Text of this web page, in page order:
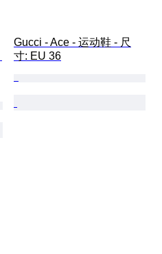
Gucci - Ace - 运动鞋 - 尺
寸: EU 36